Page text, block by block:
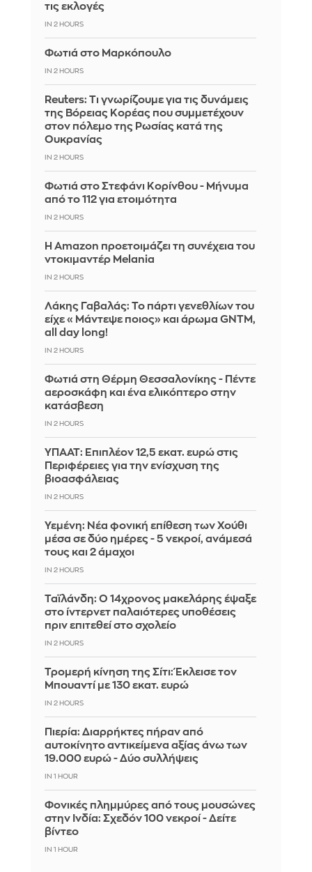
τις εκλογές
IN 2 HOURS
Φωτιά στο Μαρκόπουλο
IN 2 HOURS
Reuters: Τι γνωρίζουμε για τις δυνάμεις
της Βόρειας Κορέας που συμμετέχουν
στον πόλεμο της Ρωσίας κατά της
Ουκρανίας
IN 2 HOURS
Φωτιά στο Στεφάνι Κορίνθου - Μήνυμα
από το 112 για ετοιμότητα
IN 2 HOURS
Η Amazon προετοιμάζει τη συνέχεια του
ντοκιμαντέρ Melania
IN 2 HOURS
Λάκης Γαβαλάς: Το πάρτι γενεθλίων του
είχε «Μάντεψε ποιος» και άρωμα GNTM,
all day long!
IN 2 HOURS
Φωτιά στη Θέρμη Θεσσαλονίκης - Πέντε
αεροσκάφη και ένα ελικόπτερο στην
κατάσβεση
IN 2 HOURS
ΥΠΑΑΤ: Επιπλέον 12,5 εκατ. ευρώ στις
Περιφέρειες για την ενίσχυση της
βιοασφάλειας
IN 2 HOURS
Υεμένη: Νέα φονική επίθεση των Χούθι
μέσα σε δύο ημέρες - 5 νεκροί, ανάμεσά
τους και 2 άμαχοι
IN 2 HOURS
Ταϊλάνδη: Ο 14χρονος μακελάρης έψαξε
στο ίντερνετ παλαιότερες υποθέσεις
πριν επιτεθεί στο σχολείο
IN 2 HOURS
Τρομερή κίνηση της Σίτι: Έκλεισε τον
Μπουαντί με 130 εκατ. ευρώ
IN 2 HOURS
Πιερία: Διαρρήκτες πήραν από
αυτοκίνητο αντικείμενα αξίας άνω των
19.000 ευρώ - Δύο συλλήψεις
IN 1 HOUR
Φονικές πλημμύρες από τους μουσώνες
στην Ινδία: Σχεδόν 100 νεκροί - Δείτε
βίντεο
IN 1 HOUR